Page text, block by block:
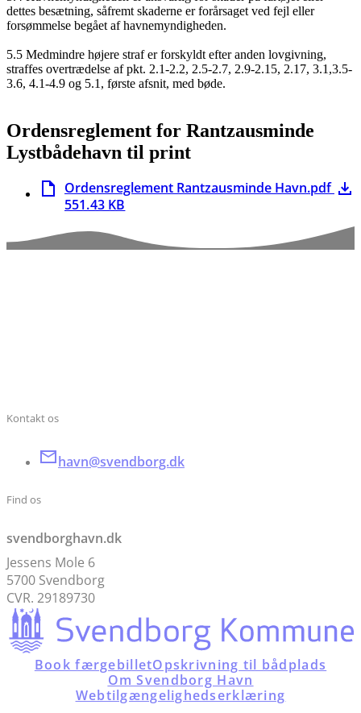
dettes besætning, såfremt skaderne er forårsaget ved fejl eller
forsømmelse begået af havnemyndigheden.
5.5 Medmindre højere straf er forskyldt efter anden lovgivning,
straffes overtrædelse af pkt. 2.1-2.2, 2.5-2.7, 2.9-2.15, 2.17, 3.1,3.5-
3.6, 4.1-4.9 og 5.1, første afsnit, med bøde.
Ordensreglement for Rantzausminde
Lystbådehavn til print
Ordensreglement Rantzausminde Havn.pdf
551.43 KB
Kontakt os
havn@svendborg.dk
Find os
svendborghavn.dk
Jessens Mole 6
5700 Svendborg
CVR. 29189730
Book færgebilletOpskrivning til bådplads
Om Svendborg Havn
Webtilgængelighedserklæring